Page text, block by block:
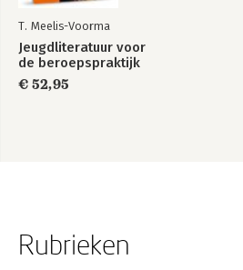
T. Meelis-Voorma
Jeugdliteratuur voor
de beroepspraktijk
€ 52,95
Rubrieken